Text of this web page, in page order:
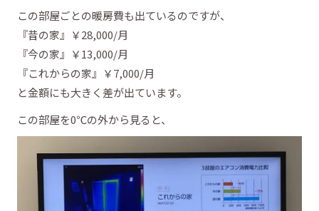
この部屋ごとの暖房費も出ているのですが、
『昔の家』￥28,000/月
『今の家』￥13,000/月
『これからの家』￥7,000/月
と金額にも大きく差が出ています。
この部屋を0℃の外から見ると、